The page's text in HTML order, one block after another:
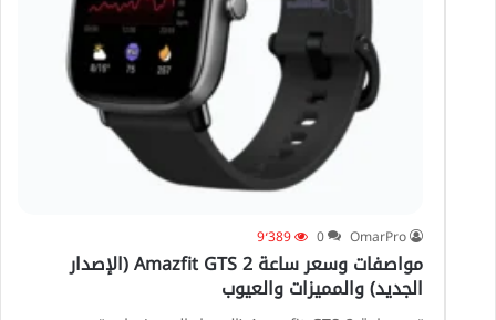
OmarPro
0 9٬389
مواصفات وسعر ساعة Amazfit GTS 2 (الإصدار
الجديد) والمميزات والعيوب